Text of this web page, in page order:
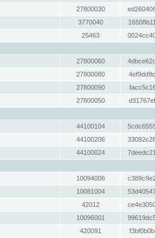
27800030
3770040
25463
27800060
27800080
27800090
27800050
44100104
44100206
44100024
10094006
10081004
42012
10096001
420091